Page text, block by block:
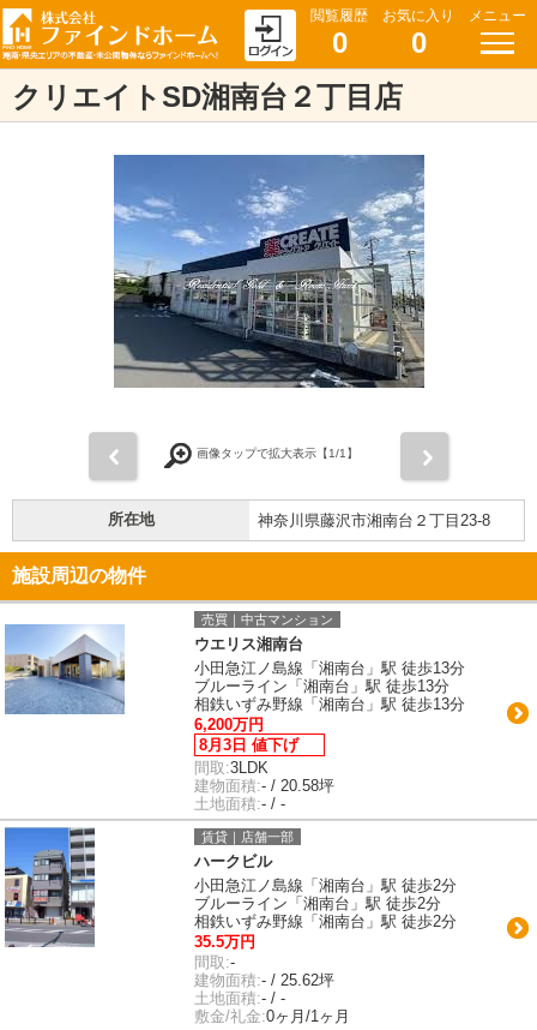
閲覧履歴
0
お気に入り
0
メニュー
クリエイトSD湘南台２丁目店
画像タップで拡大表示【1/1】
所在地 神奈川県藤沢市湘南台２丁目23-8
施設周辺の物件
売買｜中古マンション
ウエリス湘南台
小田急江ノ島線「湘南台」駅 徒歩13分
ブルーライン「湘南台」駅 徒歩13分
相鉄いずみ野線「湘南台」駅 徒歩13分
6,200万円
8月3日 値下げ
間取:3LDK
建物面積:- / 20.58坪
土地面積:- / -
賃貸｜店舗一部
ハークビル
小田急江ノ島線「湘南台」駅 徒歩2分
ブルーライン「湘南台」駅 徒歩2分
相鉄いずみ野線「湘南台」駅 徒歩2分
35.5万円
間取:-
建物面積:- / 25.62坪
土地面積:- / -
敷金/礼金:0ヶ月/1ヶ月